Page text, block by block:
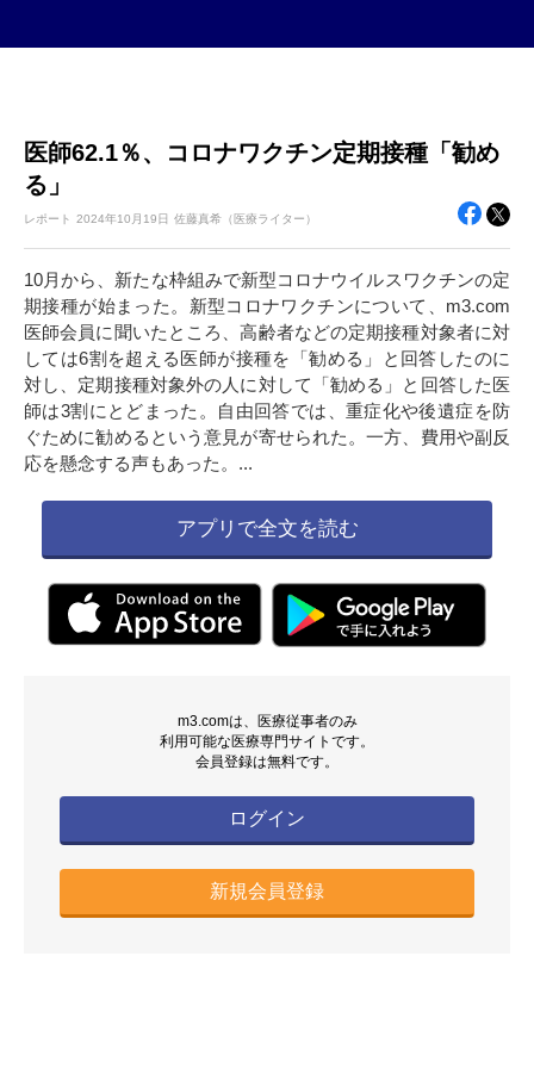
医師62.1％、コロナワクチン定期接種「勧め
る」
レポート 2024年10月19日 佐藤真希（医療ライター）
10月から、新たな枠組みで新型コロナウイルスワクチンの定
期接種が始まった。新型コロナワクチンについて、m3.com
医師会員に聞いたところ、高齢者などの定期接種対象者に対
しては6割を超える医師が接種を「勧める」と回答したのに
対し、定期接種対象外の人に対して「勧める」と回答した医
師は3割にとどまった。自由回答では、重症化や後遺症を防
ぐために勧めるという意見が寄せられた。一方、費用や副反
応を懸念する声もあった。...
アプリで全文を読む
m3.comは、医療従事者のみ
利用可能な医療専門サイトです。
会員登録は無料です。
ログイン
新規会員登録